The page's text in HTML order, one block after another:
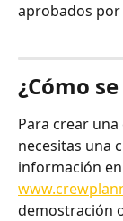
aprobados
¿Cómo
Para crear
necesitas una
información
demostración